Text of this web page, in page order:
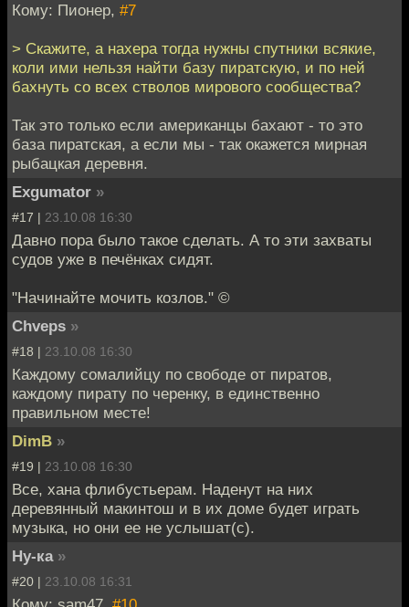
Кому: Пионер, #7
> Скажите, а нахера тогда нужны спутники всякие,
коли ими нельзя найти базу пиратскую, и по ней
бахнуть со всех стволов мирового сообщества?
Так это только если американцы бахают - то это
база пиратская, а если мы - так окажется мирная
рыбацкая деревня.
Exgumator »
#17 | 23.10.08 16:30
Давно пора было такое сделать. А то эти захваты
судов уже в печёнках сидят.
"Начинайте мочить козлов." ©
Chveps »
#18 | 23.10.08 16:30
Каждому сомалийцу по свободе от пиратов,
каждому пирату по черенку, в единственно
правильном месте!
DimB »
#19 | 23.10.08 16:30
Все, хана флибустьерам. Наденут на них
деревянный макинтош и в их доме будет играть
музыка, но они ее не услышат(с).
Ну-ка »
#20 | 23.10.08 16:31